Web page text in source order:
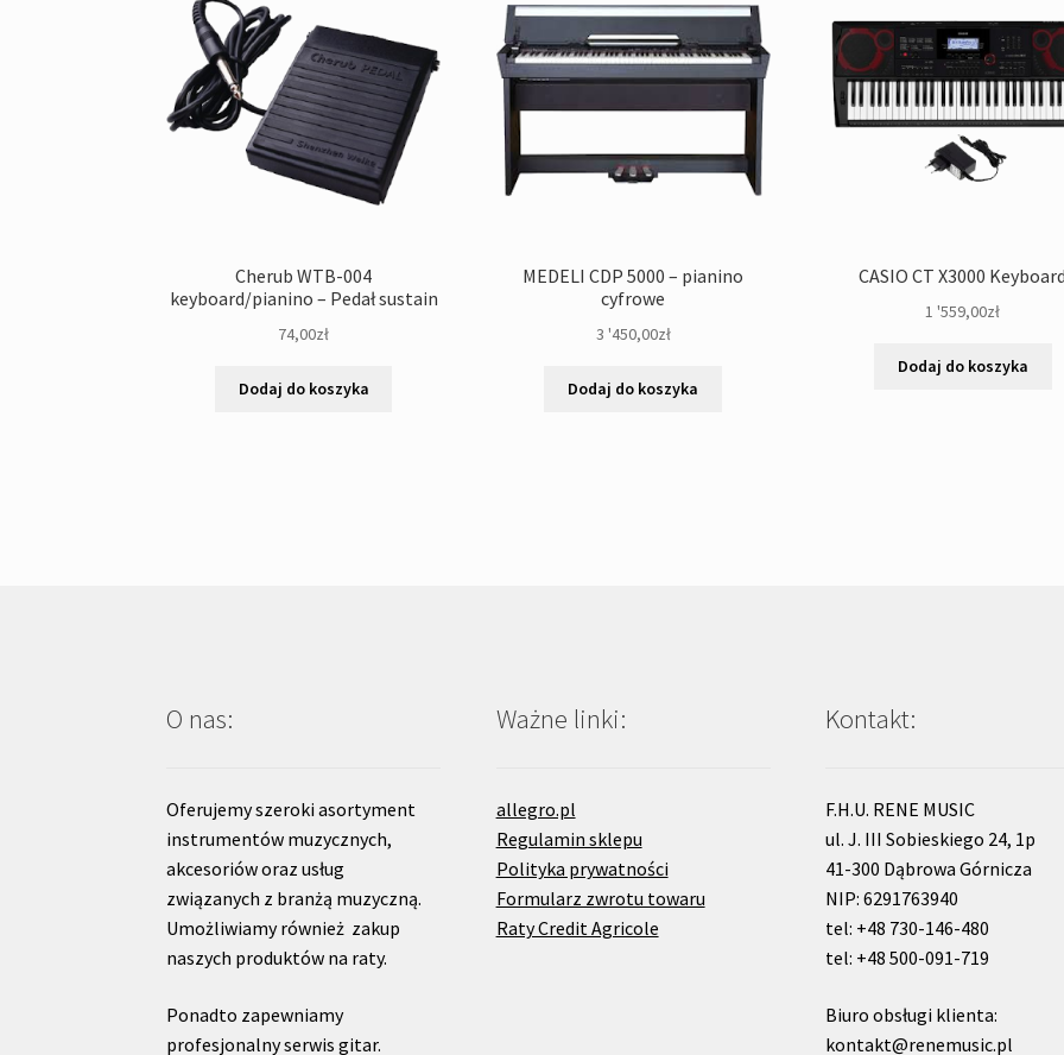
Cherub WTB-004
keyboard/pianino – Pedał sustain
74,00zł
Dodaj do koszyka
MEDELI CDP 5000 – pianino
cyfrowe
3 '450,00zł
Dodaj do koszyka
CASIO CT X3000
1 '559,00zł
Dodaj do koszyka
O nas:
Oferujemy szeroki asortyment
instrumentów muzycznych,
akcesoriów oraz usług
związanych z branżą muzyczną.
Umożliwiamy również zakup
naszych produktów na raty.
Ponadto zapewniamy
profesjonalny serwis gitar.
Ważne linki:
allegro.pl
Regulamin sklepu
Polityka prywatności
Formularz zwrotu towaru
Raty Credit Agricole
Kontakt:
F.H.U. RENE MUSIC
ul. J. III Sobieskiego 24, 1p
41-300 Dąbrowa Górnicza
NIP: 6291763940
tel: +48 730-146-480
tel: +48 500-091-719
Biuro obsługi klienta:
kontakt@renemusic.pl